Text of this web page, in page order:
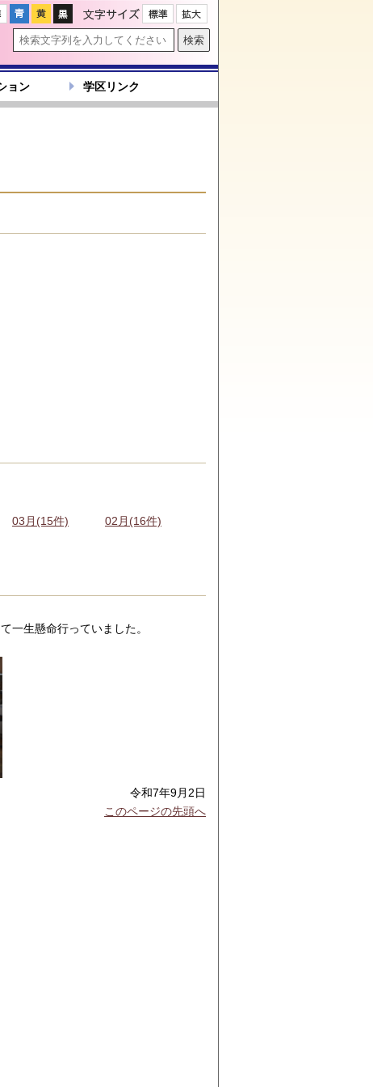
文字サイズ
ョン 学区リンク
03月(15件)
02月(16件)
一生懸命行っていました。
令和7年9月2日
このページの先頭へ